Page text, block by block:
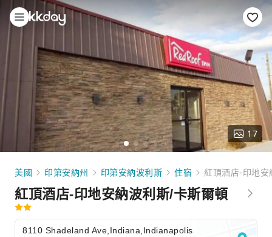
17
美國 印第安納州 印第安納波利斯 住宿 紅頂酒店-印地
紅頂酒店-印地安納波利斯/卡斯爾頓
8110 Shadeland Ave,Indiana,Indianapolis